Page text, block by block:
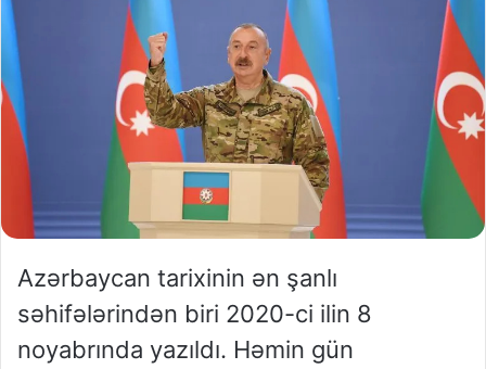
Azərbaycan tarixinin ən şanlı
səhifələrindən biri 2020-ci ilin 8
noyabrında yazıldı. Həmin gün